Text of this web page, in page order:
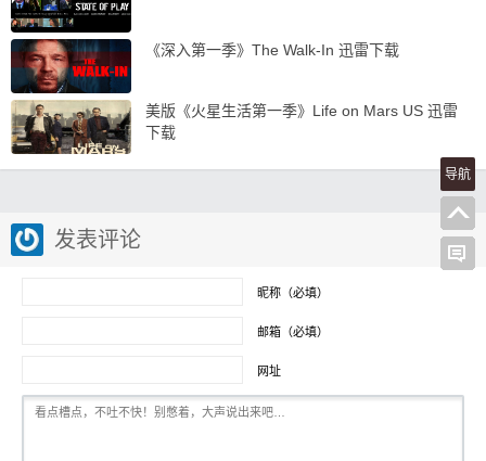
《深入第一季》The Walk-In 迅雷下载
美版《火星生活第一季》Life on Mars US 迅雷
下载
发表评论
昵称（必填）
邮箱（必填）
网址
导航